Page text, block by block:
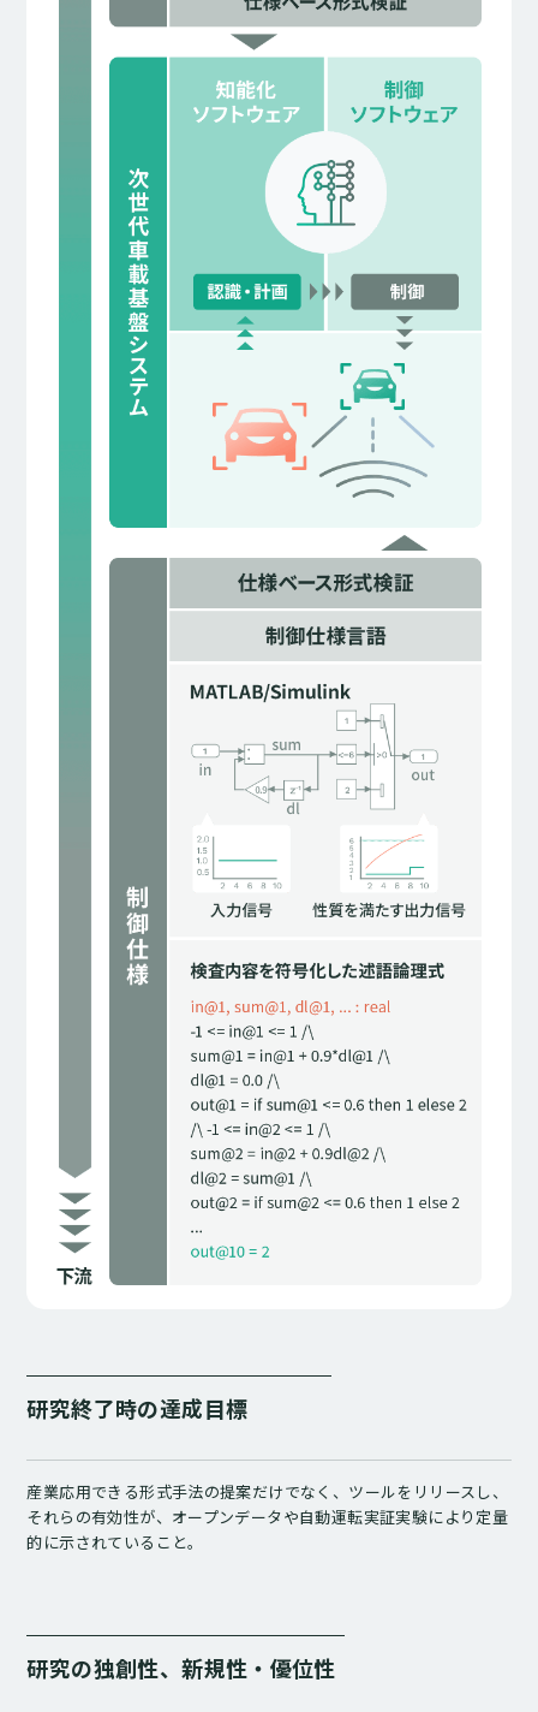
研究終了時の達成目標
産業応用できる形式手法の提案だけでなく、ツールをリリースし、
それらの有効性が、オープンデータや自動運転実証実験により定量
的に示されていること。
研究の独創性、新規性・優位性